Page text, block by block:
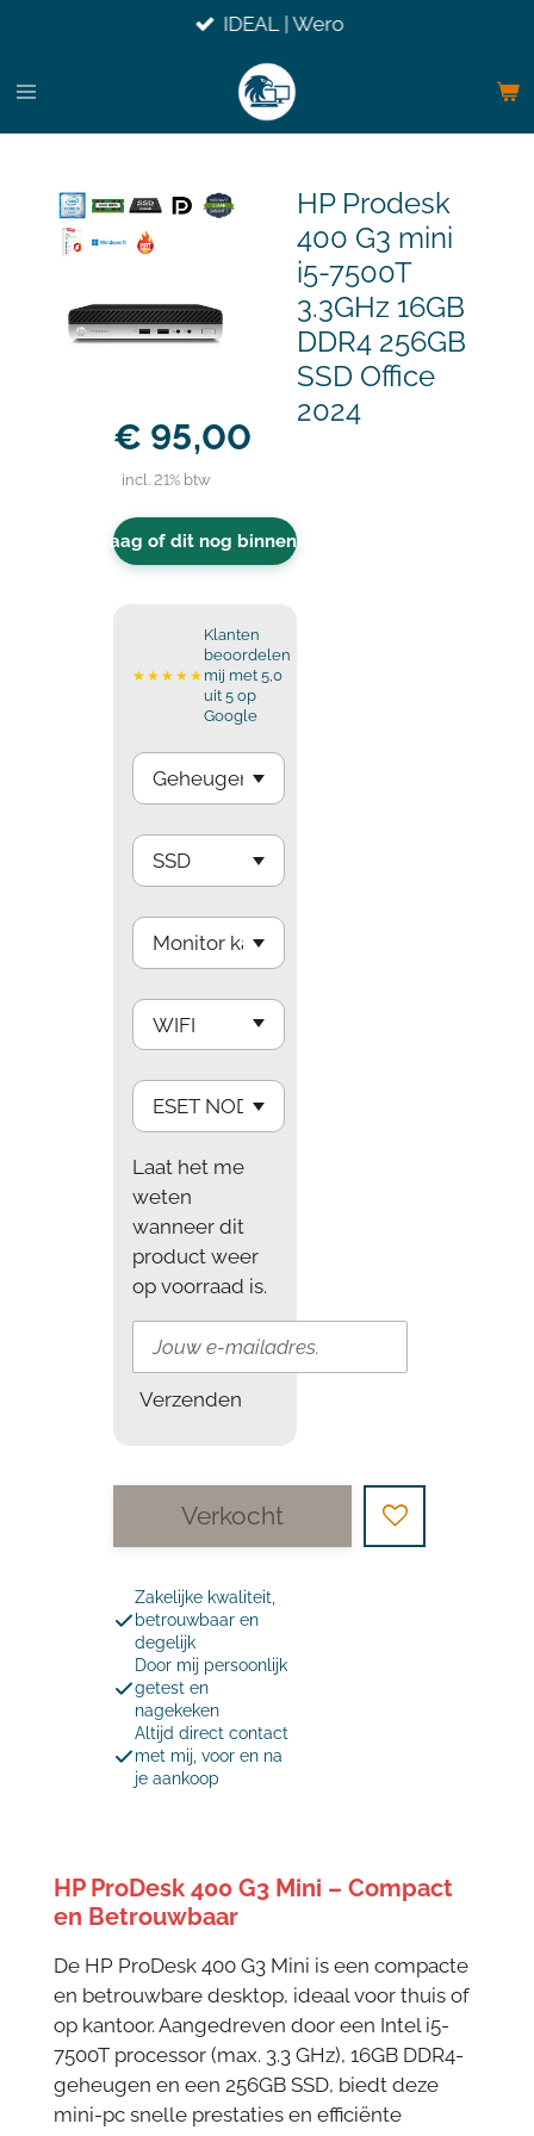
naar
IDEAL | Wero
HP Prodesk
400 G3 mini
i5-7500T
3.3GHz 16GB
DDR4 256GB
SSD Office
2024
€ 95,00
incl. 21% btw
Vraag of dit nog binnenkomt
★★★★★
Klanten
beoordelen
mij met 5,0
uit 5 op
Google
Laat het me
weten
wanneer dit
product weer
op voorraad is.
Verzenden
Verkocht
Zakelijke kwaliteit,
betrouwbaar en
degelijk
Door mij persoonlijk
getest en
nagekeken
Altijd direct contact
met mij, voor en na
je aankoop
HP ProDesk 400 G3 Mini – Compact
en Betrouwbaar
De HP ProDesk 400 G3 Mini is een compacte
en betrouwbare desktop, ideaal voor thuis of
op kantoor. Aangedreven door een Intel i5-
7500T processor (max. 3.3 GHz), 16GB DDR4-
geheugen en een 256GB SSD, biedt deze
mini-pc snelle prestaties en efficiënte